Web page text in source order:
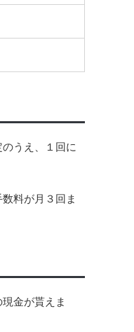
うえ、１回に
料が月３回ま
金が貰えま